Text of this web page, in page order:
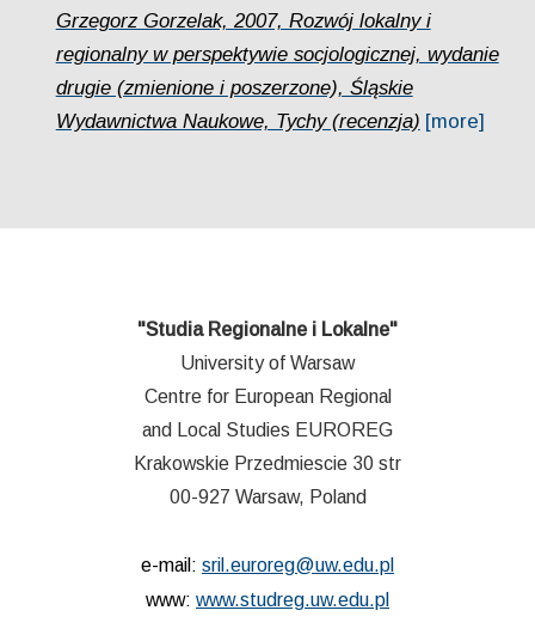
Grzegorz Gorzelak, 2007, Rozwój lokalny i
regionalny w perspektywie socjologicznej, wydanie
drugie (zmienione i poszerzone), Śląskie
Wydawnictwa Naukowe, Tychy (recenzja) [more]
"Studia Regionalne i Lokalne"
University of Warsaw
Centre for European Regional
and Local Studies EUROREG
Krakowskie Przedmiescie 30 str
00-927 Warsaw, Poland
e-mail: sril.euroreg@uw.edu.pl
www: www.studreg.uw.edu.pl